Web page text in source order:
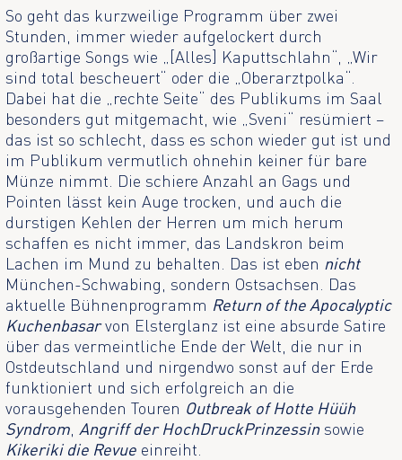
So geht das kurzweilige Programm über zwei
Stunden, immer wieder aufgelockert durch
großartige Songs wie „[Alles] Kaputtschlahn“, „Wir
sind total bescheuert“ oder die „Oberarztpolka“.
Dabei hat die „rechte Seite“ des Publikums im Saal
besonders gut mitgemacht, wie „Sveni“ resümiert –
das ist so schlecht, dass es schon wieder gut ist und
im Publikum vermutlich ohnehin keiner für bare
Münze nimmt. Die schiere Anzahl an Gags und
Pointen lässt kein Auge trocken, und auch die
durstigen Kehlen der Herren um mich herum
schaffen es nicht immer, das Landskron beim
Lachen im Mund zu behalten. Das ist eben nicht
München-Schwabing, sondern Ostsachsen. Das
aktuelle Bühnenprogramm Return of the Apocalyptic
Kuchenbasarvon Elsterglanz ist eine absurde Satire
über das vermeintliche Ende der Welt, die nur in
Ostdeutschland und nirgendwo sonst auf der Erde
funktioniert und sich erfolgreich an die
vorausgehenden Touren Outbreak of Hotte Hüüh
Syndrom Angriff der HochDruckPrinzessinsowie
Kikeriki die Revue einreiht.